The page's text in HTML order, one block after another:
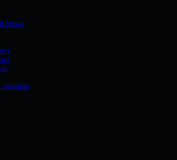
News
δολάρια